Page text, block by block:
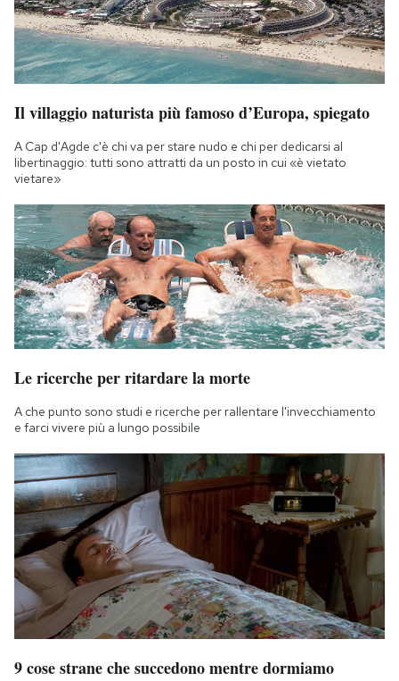
Il villaggio naturista più famoso d’Europa, spiegato
A Cap d'Agde c'è chi va per stare nudo e chi per dedicarsi al
libertinaggio: tutti sono attratti da un posto in cui «è vietato
vietare»
Le ricerche per ritardare la morte
A che punto sono studi e ricerche per rallentare l'invecchiamento
e farci vivere più a lungo possibile
9 cose strane che succedono mentre dormiamo